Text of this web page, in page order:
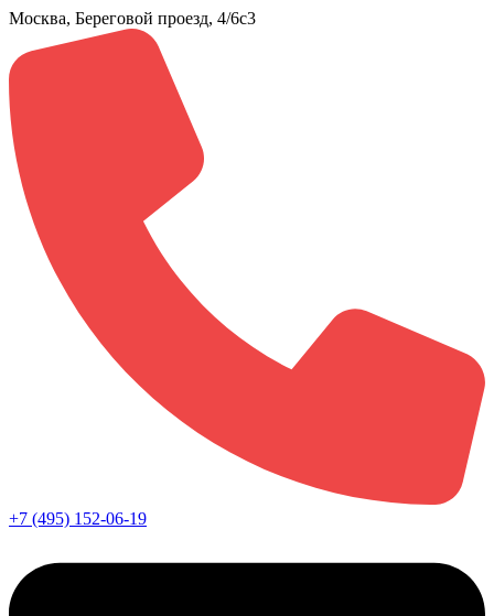
Москва, Береговой проезд, 4/6с3
+7 (495) 152-06-19